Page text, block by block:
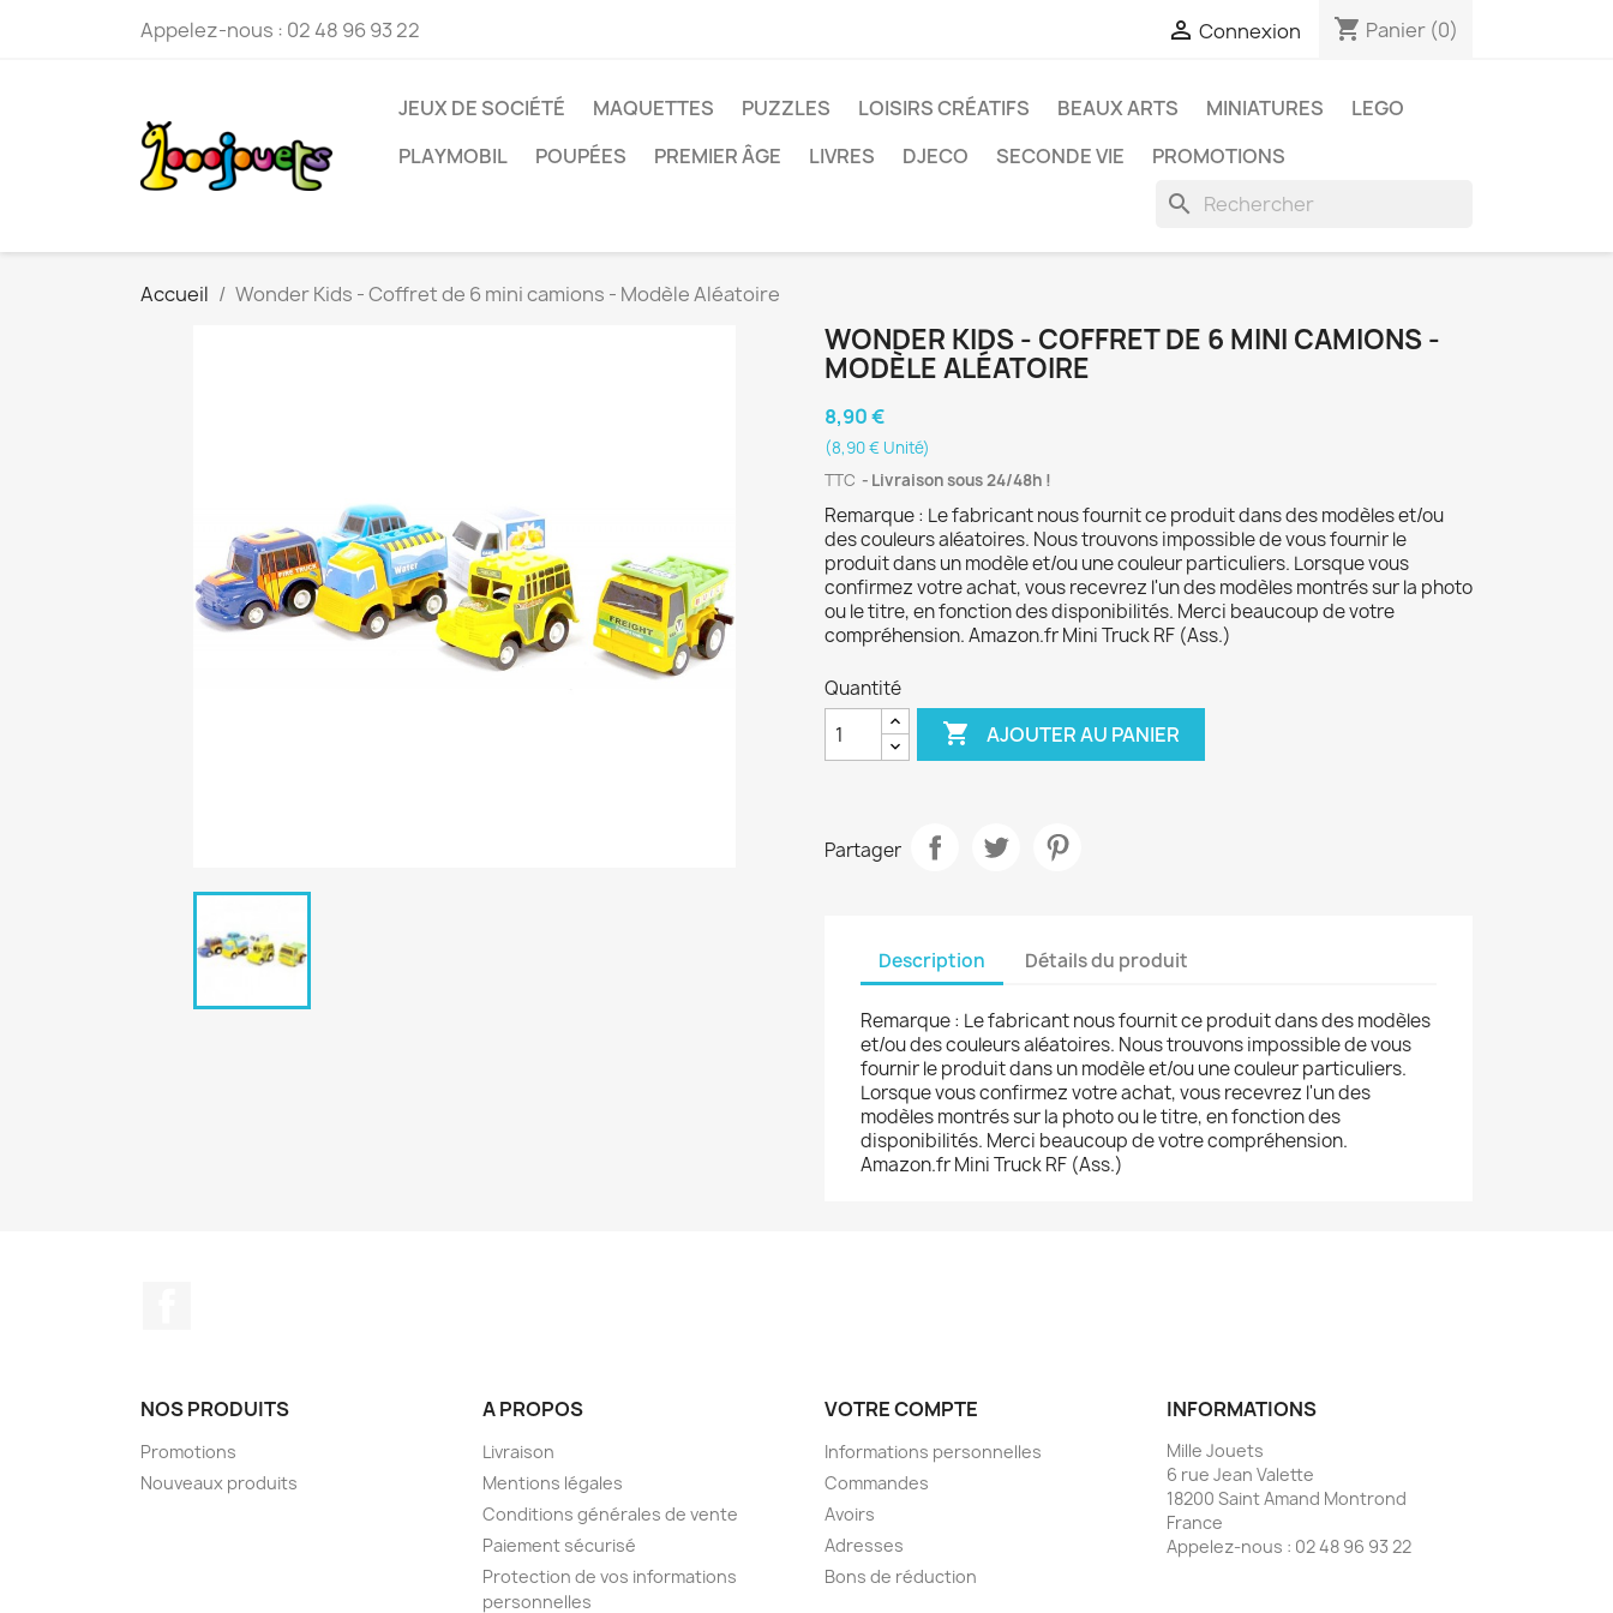
Appelez-nous : 02 48 96 93 22  Connexion shopping_cart Panier (0)
JEUX DE SOCIÉTÉ MAQUETTES PUZZLES LOISIRS CRÉATIFS BEAUX ARTS MINIATURES
LEGO
PLAYMOBIL
POUPÉES PREMIER ÂGE LIVRES DJECO SECONDE VIE PROMOTIONS
search
Accueil Wonder Kids - Coffret de 6 mini camions - Modèle Aléatoire
WONDER KIDS - COFFRET DE 6 MINI CAMIONS -
MODÈLE ALÉATOIRE
8,90 €
(8,90 € Unité)
TTC
Livraison sous 24/48h !
Remarque : Le fabricant nous fournit ce produit dans des modèles et/ou
des couleurs aléatoires. Nous trouvons impossible de vous fournir le
produit dans un modèle et/ou une couleur particuliers. Lorsque vous
confirmez votre achat, vous recevrez l'un des modèles montrés sur la photo
ou le titre, en fonction des disponibilités. Merci beaucoup de votre
compréhension. Amazon.fr Mini Truck RF (Ass.)
Quantité
 AJOUTER AU PANIER
Partager
Description Détails du produit
Remarque : Le fabricant nous fournit ce produit dans des modèles
et/ou des couleurs aléatoires. Nous trouvons impossible de vous
fournir le produit dans un modèle et/ou une couleur particuliers.
Lorsque vous confirmez votre achat, vous recevrez l'un des
modèles montrés sur la photo ou le titre, en fonction des
disponibilités. Merci beaucoup de votre compréhension.
Amazon.fr Mini Truck RF (Ass.)
NOS PRODUITS
Promotions
Nouveaux produits
A PROPOS
Livraison
Mentions légales
Conditions générales de vente
Paiement sécurisé
Protection de vos informations
personnelles
VOTRE COMPTE
Informations personnelles
Commandes
Avoirs
Adresses
Bons de réduction
INFORMATIONS
Mille Jouets
6 rue Jean Valette
18200 Saint Amand Montrond
France
Appelez-nous : 02 48 96 93 22